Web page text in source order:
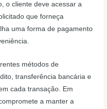
o cliente deve acessar a
que forneça
uma forma de pagamento
métodos de
transferência bancária e
cada transação. Em
a manter a